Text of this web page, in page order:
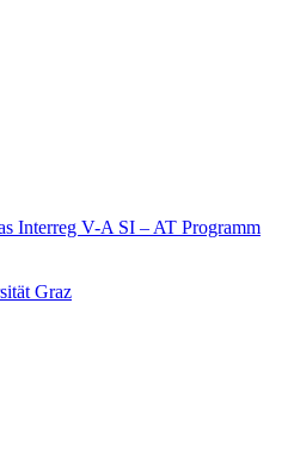
Interreg V-A SI – AT Programm
Graz